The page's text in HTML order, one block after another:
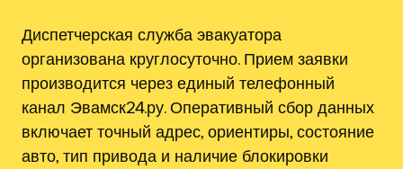
Диспетчерская служба эвакуатора
организована круглосуточно. Прием заявки
производится через единый телефонный
канал Эвамск24.ру. Оперативный сбор данных
включает точный адрес, ориентиры, состояние
авто, тип привода и наличие блокировки